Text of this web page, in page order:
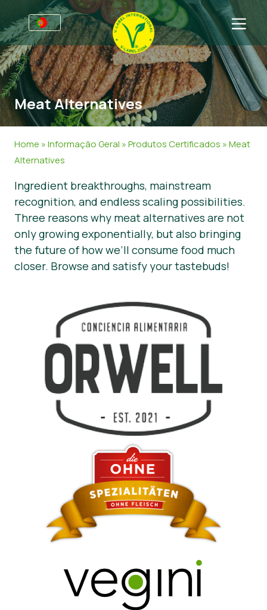
Para empresas
Informações para produtores
Retalho e marca própria
Vantagens
Critérios para a V-Label
Recursos
Obtenha o selo V-Label
Setores
Informação Geral
Cosméticos e Agentes de limpeza
Produtos Não Alimentares
Gastronomia
FAQ
Informação Geral
Produtos Certificados
Sobre Nós
Entre em contacto
Obtenha o selo V-Label
Área de cliente
Denunciar um uso indevido
Materiais de Imprensa
Meat Alternatives
Home »Informação Geral »Produtos Certificados »Meat
Alternatives
Ingredient breakthroughs, mainstream
recognition, and endless scaling possibilities.
Three reasons why meat alternatives are not
only growing exponentially, but also bringing
the future of how we’ll consume food much
closer. Browse and satisfy your tastebuds!